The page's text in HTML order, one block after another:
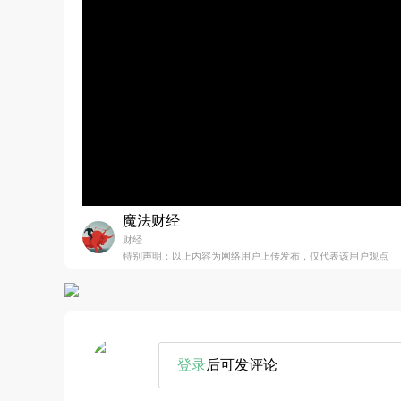
魔法财经
财经
特别声明：以上内容为网络用户上传发布，仅代表该用户观点
登录后可发评论